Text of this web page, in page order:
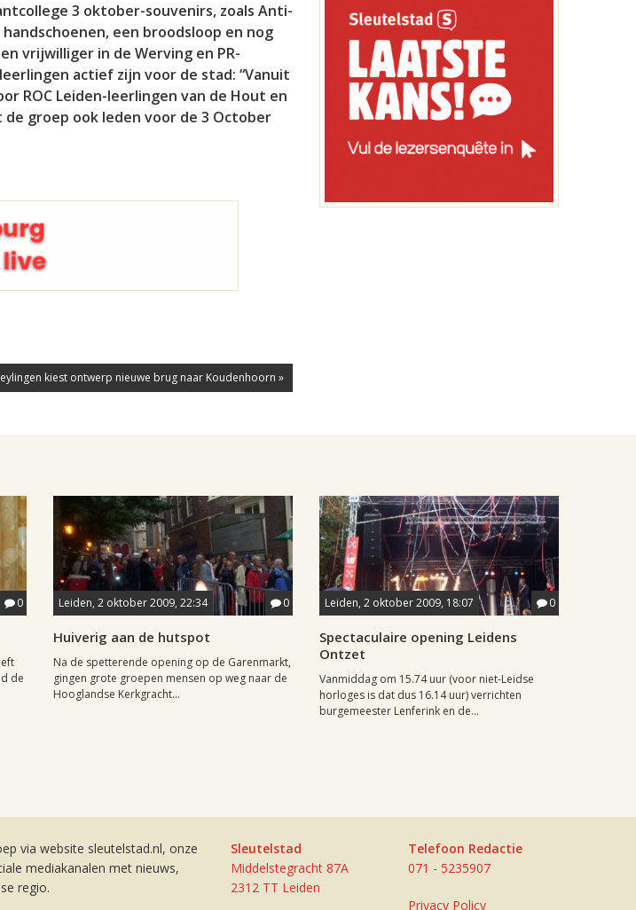
3 oktober-souvenirs, zoals Anti-
een broodsloop en nog
vrijwilliger in de Werving en PR-
actief zijn voor de stad: “Vanuit
ROC Leiden-leerlingen van de Hout en
groep ook leden voor de 3 October
kiest ontwerp nieuwe brug naar Koudenhoorn »
0
de
Leiden, 2 oktober 2009, 22:34 0
Huiverig aan de hutspot
Na de spetterende opening op de Garenmarkt,
gingen grote groepen mensen op weg naar de
Hooglandse Kerkgracht...
Leiden, 2 oktober 2009, 18:07 0
Spectaculaire opening Leidens
Ontzet
Vanmiddag om 15.74 uur (voor niet-Leidse
horloges is dat dus 16.14 uur) verrichten
burgemeester Lenferink en de...
via website sleutelstad.nl, onze
mediakanalen met nieuws,
regio.
Sleutelstad
Middelstegracht 87A
2312 TT Leiden
Telefoon Redactie
071 - 5235907
Privacy Policy